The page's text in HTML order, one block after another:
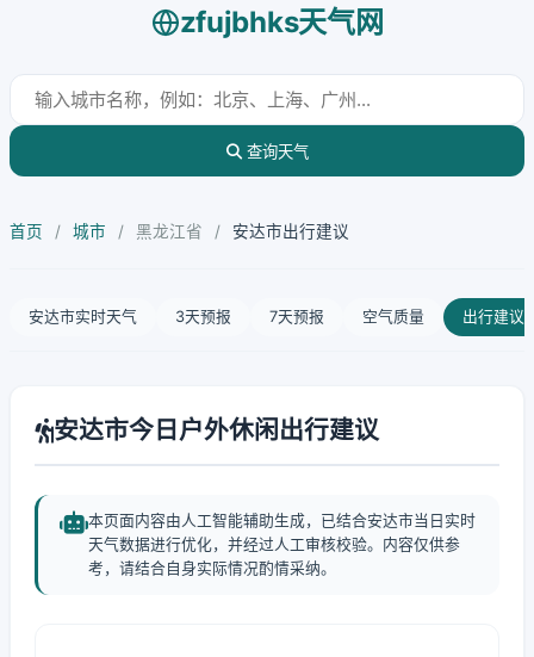
zfujbhks天气网
查询天气
首页 / 城市 / 黑龙江省 / 安达市出行建议
安达市实时天气 3天预报 7天预报 空气质量 出行建议
安达市今日户外休闲出行建议
本页面内容由人工智能辅助生成，已结合安达市当日实时
天气数据进行优化，并经过人工审核校验。内容仅供参
考，请结合自身实际情况酌情采纳。